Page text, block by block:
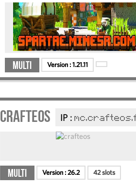
Multi Version :1.21.11
crafteos IP :
Multi Version :26.2 42 slots